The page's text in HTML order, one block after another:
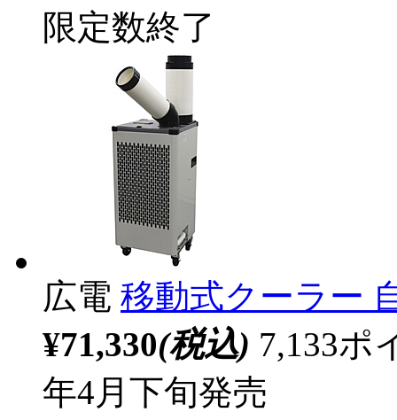
限定数終了
広電 移動式クーラー
¥71,330(税込) 7,133ポ
年4月下旬発売